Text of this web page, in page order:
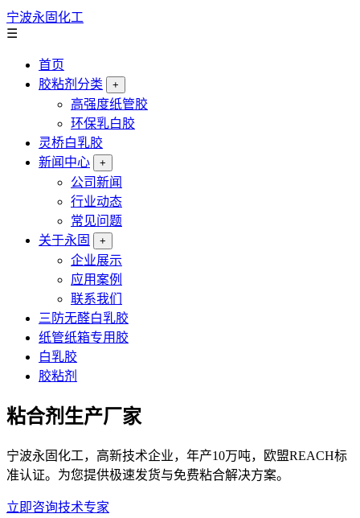
宁波永固化工
☰
首页
胶粘剂分类
+
高强度纸管胶
环保乳白胶
灵桥白乳胶
新闻中心
+
公司新闻
行业动态
常见问题
关于永固
+
企业展示
应用案例
联系我们
三防无醛白乳胶
纸管纸箱专用胶
白乳胶
胶粘剂
粘合剂生产厂家
宁波永固化工，高新技术企业，年产10万吨，欧盟REACH标
准认证。为您提供极速发货与免费粘合解决方案。
立即咨询技术专家